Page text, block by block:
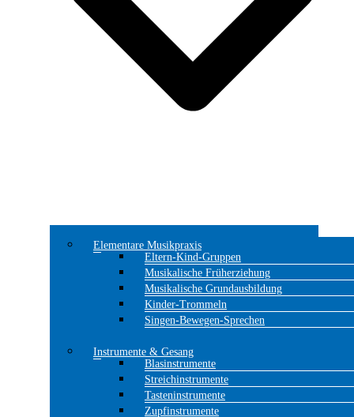
Elementare Musikpraxis
Eltern-Kind-Gruppen
Musikalische Früherziehung
Musikalische Grundausbildung
Kinder-Trommeln
Singen-Bewegen-Sprechen
Instrumente & Gesang
Blasinstrumente
Streichinstrumente
Tasteninstrumente
Zupfinstrumente